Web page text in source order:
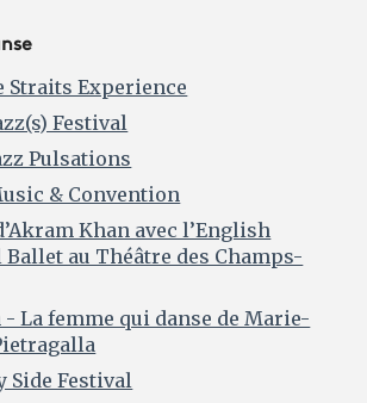
Straits Experience
Festival
Pulsations
& Convention
Khan avec l’English
au Théâtre des Champs-
- La femme qui danse de Marie-
Side Festival